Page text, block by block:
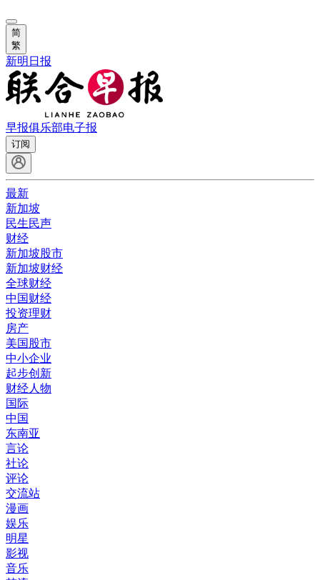
简
繁
新明日报
早报俱乐部电子报
订阅
最新
新加坡
民生民声
财经
新加坡股市
新加坡财经
全球财经
中国财经
投资理财
房产
美国股市
中小企业
起步创新
财经人物
国际
中国
东南亚
言论
社论
评论
交流站
漫画
娱乐
明星
影视
音乐